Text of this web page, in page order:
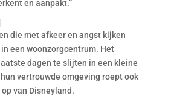
en aanpakt.”
die met afkeer en angst kijken
een woonzorgcentrum. Het
dagen te slijten in een kleine
vertrouwde omgeving roept ook
van Disneyland.